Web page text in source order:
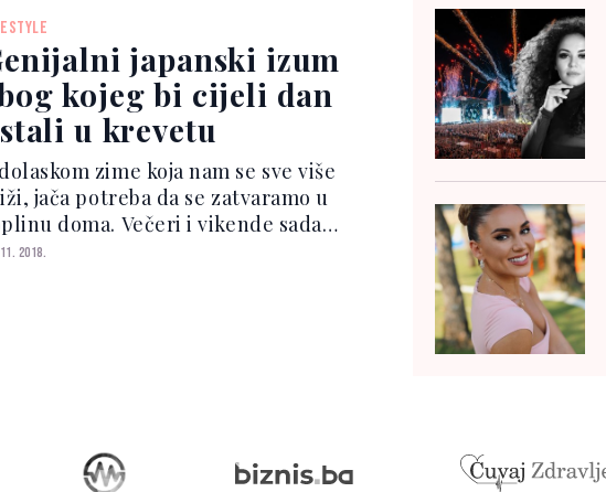
boju sa bijelim tačkicama, dok je
dio pref... japanski izum
kojeg bi cijeli dan
u krevetu
zime koja nam se sve više
jača potreba da se zatvaramo u
doma. Večeri i vikende sada
umjesto na svježem zraku i
2018.